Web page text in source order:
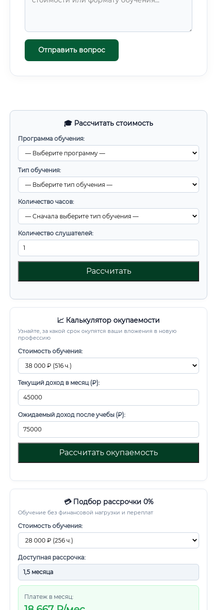
🎓 Рассчитать стоимость
Программа обучения:
Тип обучения:
Количество часов:
Количество слушателей:
Рассчитать
📈 Калькулятор окупаемости
Узнайте, за какой срок окупятся ваши вложения в новую
профессию
Стоимость обучения:
Текущий доход в месяц (₽):
Ожидаемый доход после учебы (₽):
Рассчитать окупаемость
💳 Подбор рассрочки 0%
Обучение без финансовой нагрузки и переплат
Стоимость обучения:
Доступная рассрочка:
Платеж в месяц:
Отправить вопрос